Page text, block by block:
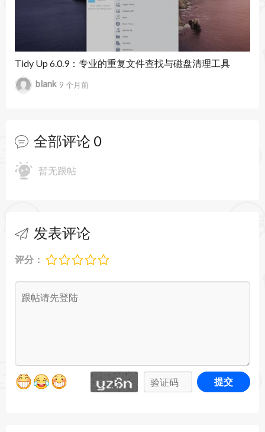
色调标记文件，便于发现长期未用内容。
5. 快照导出与序列对比，保存扫描结果并通过动画
查看不同时间点磁盘变化。
6. 收藏夹快捷访问，保存常用目录一键扫描，提高
Tidy Up 6.0.9：专业的重复文件查找与磁盘清理工具
blank 9 个月前
全部评论 0
暂无跟帖
发表评论
评分：
提交